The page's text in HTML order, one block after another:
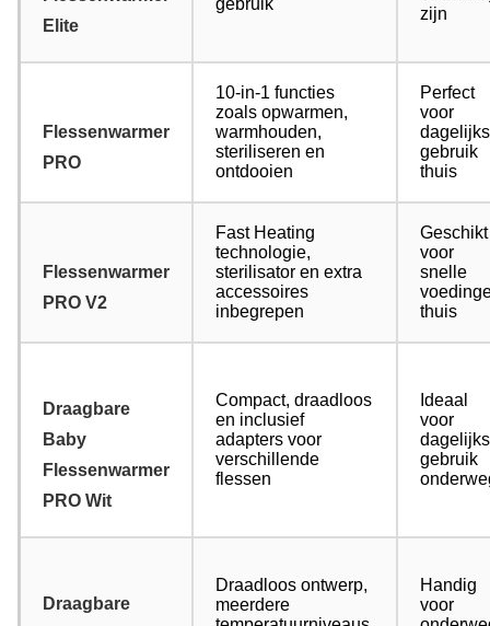
Elite
gebruik
zijn
Flessenwarmer
PRO
10-in-1 functies
zoals opwarmen,
warmhouden,
steriliseren en
ontdooien
Perfect
voor
dagelijks
gebruik
thuis
Flessenwarmer
PRO V2
Fast Heating
technologie,
sterilisator en extra
accessoires
inbegrepen
Geschikt
voor
snelle
thuis
Draagbare
Baby
Flessenwarmer
PRO Wit
Compact, draadloos
en inclusief
adapters voor
verschillende
flessen
Ideaal
voor
dagelijks
gebruik
Draagbare
Draadloos ontwerp,
meerdere
Handig
voor